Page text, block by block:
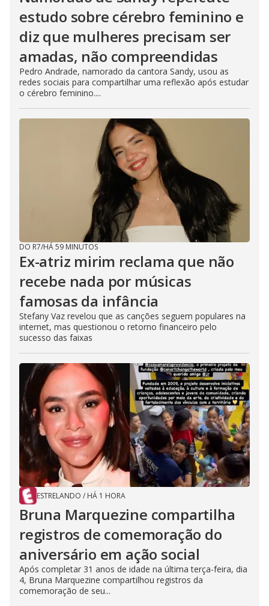
estudo sobre cérebro feminino e
diz que mulheres precisam ser
amadas, não compreendidas
Pedro Andrade, namorado da cantora Sandy, usou as
redes sociais para compartilhar uma reflexão após estudar
o cérebro feminino....
DO R7/HÁ 59 MINUTOS
Ex-atriz mirim reclama que não
recebe nada por músicas
famosas da infância
Stefany Vaz revelou que as canções seguem populares na
internet, mas questionou o retorno financeiro pelo
sucesso das faixas
ESTRELANDO / HÁ 1 HORA
Bruna Marquezine compartilha
registros de comemoração do
aniversário em ação social
Após completar 31 anos de idade na última terça-feira, dia
4, Bruna Marquezine compartilhou registros da
comemoração de seu...